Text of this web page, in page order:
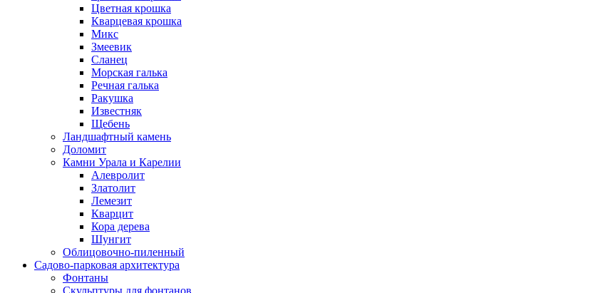
Цветная крошка
Кварцевая крошка
Микс
Змеевик
Сланец
Морская галька
Речная галька
Ракушка
Известняк
Щебень
Ландшафтный камень
Доломит
Камни Урала и Карелии
Алевролит
Златолит
Лемезит
Кварцит
Кора дерева
Шунгит
Облицовочно-пиленный
Садово-парковая архитектура
Фонтаны
Скульптуры для фонтанов